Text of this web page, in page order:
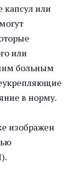
капсул или
или
больным
в норму.
изображен